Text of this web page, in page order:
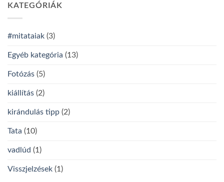
KATEGÓRIÁK
#mitataiak (3)
Egyéb kategória (13)
Fotózás (5)
kiállítás (2)
kirándulás tipp (2)
Tata (10)
vadlúd (1)
Visszjelzések (1)